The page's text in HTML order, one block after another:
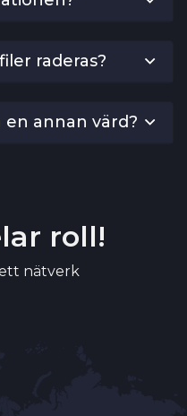
raderas?
annan värd?
roll!
nätverk